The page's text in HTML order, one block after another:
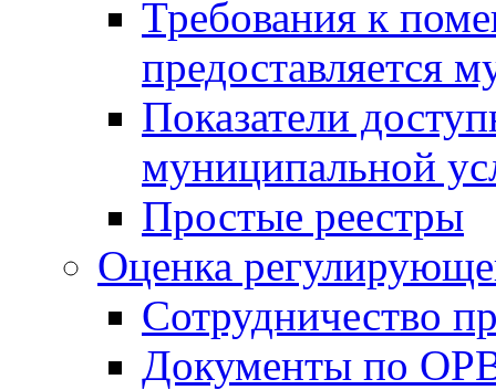
Требования к
предоставляется
Показатели
муниципальной
Простые реестры
Оценка
Сотрудничество
Документы по